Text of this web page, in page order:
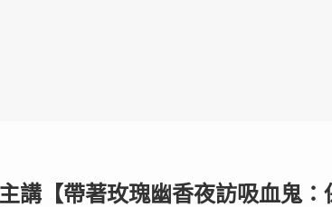
講【帶著玫瑰幽香夜訪吸血鬼：